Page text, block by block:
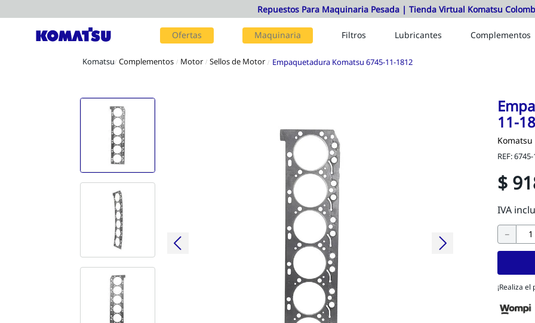
Ofertas Maquinaria Filtros Lubricantes Complementos
Complementos Motor Sellos de Motor Empaquetadura Komatsu 6745-11-1812
11-
Komatsu
REF:
$
－
¡Realiza